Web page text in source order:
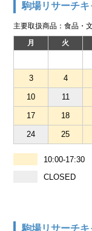
駒場リサーチ
主要取扱商品：食品・
月 火
3 4
10 11
17 18
24 25
10:00-17:30
CLOSED
駒場リサーチ